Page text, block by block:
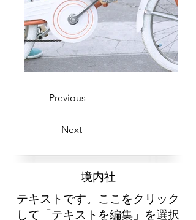
Previous
Next
​境内社
テキストです。ここをクリック
して「テキストを編集」を選択